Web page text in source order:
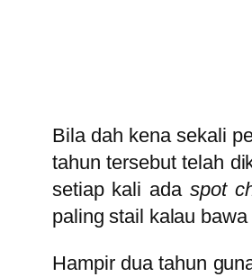
Bila dah kena sekali
tahun tersebut telah
setiap kali ada spot
paling stail kalau
Hampir dua tahun